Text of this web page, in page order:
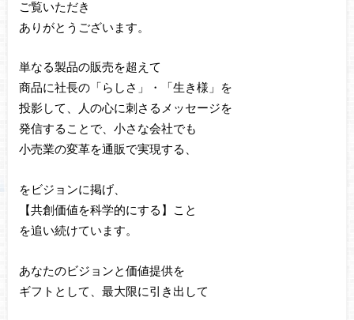
ご覧いただき
ありがとうございます。
単なる製品の販売を超えて
商品に社長の「らしさ」・「生き様」を
投影して、人の心に刺さるメッセージを
発信することで、小さな会社でも
小売業の変革を通販で実現する、
をビジョンに掲げ、
【共創価値を科学的にする】こと
を追い続けています。
あなたのビジョンと価値提供を
ギフトとして、最大限に引き出して